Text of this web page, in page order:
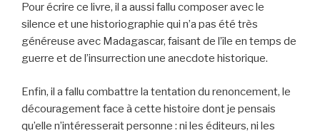
Pour écrire ce livre, il a aussi fallu composer avec le
silence et une historiographie qui n’a pas été très
généreuse avec Madagascar, faisant de l’île en temps de
guerre et de l’insurrection une anecdote historique.
Enfin, il a fallu combattre la tentation du renoncement, le
découragement face à cette histoire dont je pensais
qu’elle n’intéresserait personne : ni les éditeurs, ni les